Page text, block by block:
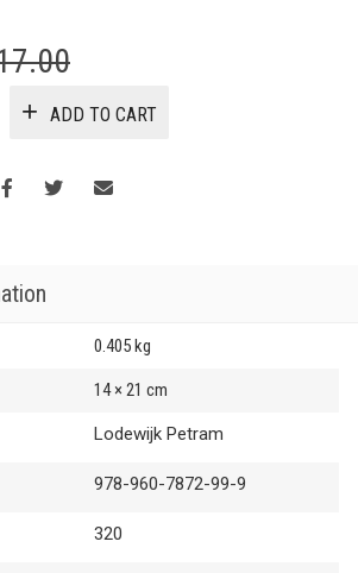
Original
price
was:
€17.00.
Current
price
is:
€16.11.
ADD TO CART
0.405 kg
14 × 21 cm
Lodewijk Petram
978-960-7872-99-9
320